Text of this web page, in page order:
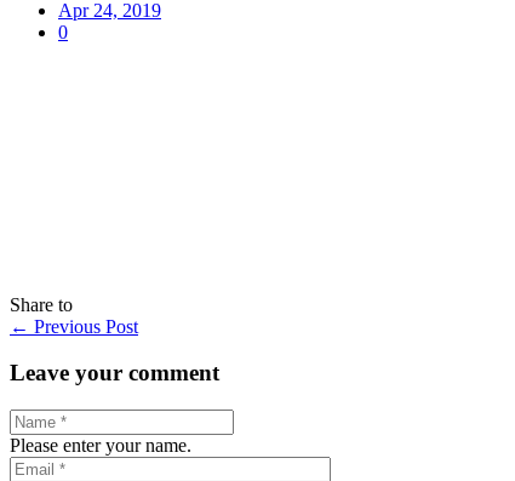
Apr 24, 2019
0
Share to
← Previous Post
Leave your comment
Please enter your name.